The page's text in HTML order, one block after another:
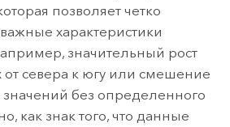
позволяет четко
характеристики
значительный рост
севера к югу или смешение
значений без определенного
как знак того, что данные